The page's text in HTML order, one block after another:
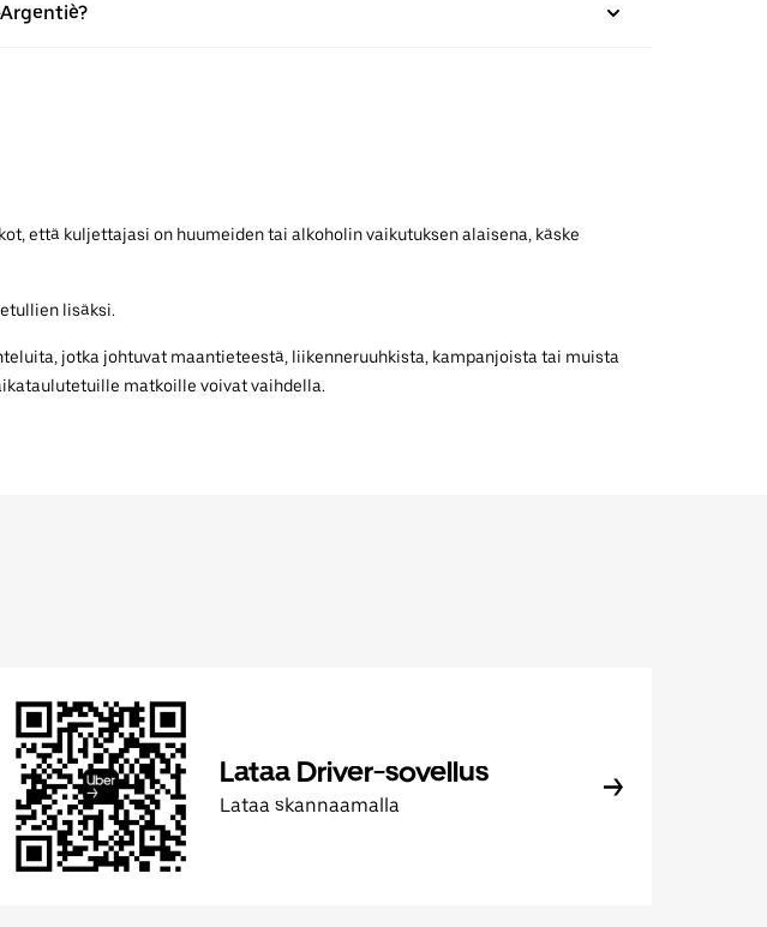
että kuljettajasi on huumeiden tai alkoholin vaikutuksen alaisena, käske
lisäksi.
jotka johtuvat maantieteestä, liikenneruuhkista, kampanjoista tai muista
matkoille voivat vaihdella.
Lataa Driver-sovellus
Lataa skannaamalla